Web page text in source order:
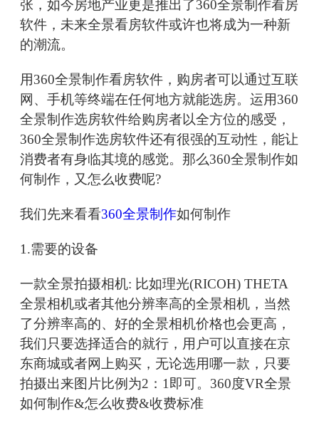
张，如今房地产业更是推出了360全景制作看房
软件，未来全景看房软件或许也将成为一种新
的潮流。
用360全景制作看房软件，购房者可以通过互联
网、手机等终端在任何地方就能选房。运用360
全景制作选房软件给购房者以全方位的感受，
360全景制作选房软件还有很强的互动性，能让
消费者有身临其境的感觉。那么360全景制作如
何制作，又怎么收费呢?
我们先来看看360全景制作如何制作
1.需要的设备
一款全景拍摄相机: 比如理光(RICOH) THETA
全景相机或者其他分辨率高的全景相机，当然
了分辨率高的、好的全景相机价格也会更高，
我们只要选择适合的就行，用户可以直接在京
东商城或者网上购买，无论选用哪一款，只要
拍摄出来图片比例为2：1即可。360度VR全景
如何制作&怎么收费&收费标准